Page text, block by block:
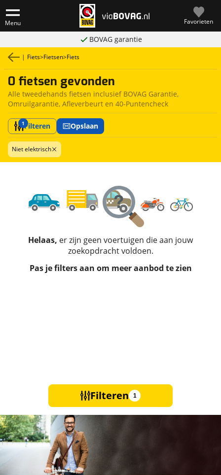
Menu Favorieten
BOVAG garantie
| Fiets>Fietsen>Fiets
0 fietsen gevonden
Alle tweedehands fietsen inclusief BOVAG Garantie,
Omruilgarantie, Afleverbeurt en 40-Puntencheck
1Filteren Opslaan
Niet elektrisch
Helaas, er zijn geen voertuigen die aan jouw
zoekopdracht voldoen.
Pas je filters aan om meer aanbod te zien
Filteren 1